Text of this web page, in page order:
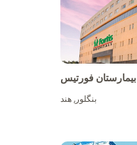
بیمارستان فورتیس
بنگلور,هند